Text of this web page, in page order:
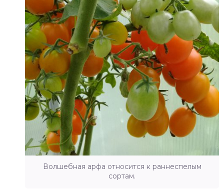
Волшебная арфа относится к раннеспелым
сортам.